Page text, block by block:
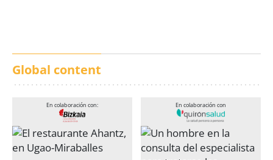
Global content
En colaboración con: En colaboración con